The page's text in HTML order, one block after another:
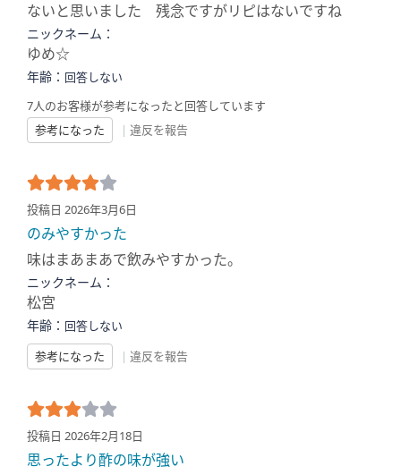
ないと思いました 残念ですがリピはないですね
ニックネーム：
ゆめ☆
年齢： 回答しない
7人のお客様が参考になったと回答しています
参考になった
| 違反を報告
投稿日 2026年3月6日
のみやすかった
味はまあまあで飲みやすかった。
ニックネーム：
松宮
年齢： 回答しない
参考になった
| 違反を報告
投稿日 2026年2月18日
思ったより酢の味が強い